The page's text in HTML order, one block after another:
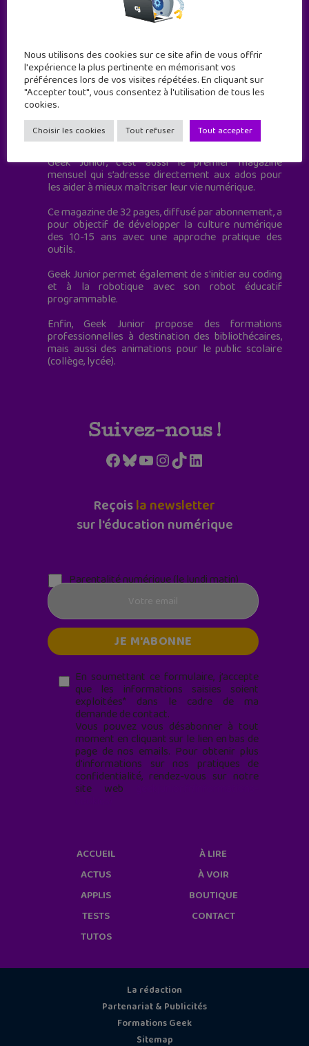
Geek Junior est le premier site de culture numérique
à destination des adolescents.
Geek Junior, c’est aussi le premier magazine
mensuel qui s’adresse directement aux ados pour
les aider à mieux maîtriser leur vie numérique.
Ce magazine de 32 pages, diffusé par abonnement, a
pour objectif de développer la culture numérique
des 10-15 ans avec une approche pratique des
outils.
Geek Junior permet également de s'initier au coding
et à la robotique avec son robot éducatif
programmable.
Enfin, Geek Junior propose des formations
professionnelles à destination des bibliothécaires,
mais aussi des animations pour le public scolaire
(collège, lycée).
Suivez-nous !
Facebook
Bluesky
YouTube
Instagram
TikTokLinkedIn
Reçoisla newsletter
sur l'éducation numérique
Parentalité numérique (le lundi matin)
En soumettant ce formulaire, j’accepte
que les informations saisies soient
exploitées* dans le cadre de ma
demande de contact.
Vous pouvez vous désabonner à tout
moment en cliquant sur le lien en bas de
page de nos emails. Pour obtenir plus
d'informations sur nos pratiques de
confidentialité, rendez-vous sur notre
site web
Nous utilisons des cookies sur ce site afin de vous offrir
l'expérience la plus pertinente en mémorisant vos
préférences lors de vos visites répétées. En cliquant sur
"Accepter tout", vous consentez à l'utilisation de tous les
cookies.
Choisir les cookies Tout refuser Tout accepter
ACCUEIL
ACTUS
APPLIS
TESTS
TUTOS
À LIRE
À VOIR
BOUTIQUE
CONTACT
La rédaction
Partenariat & Publicités
Formations Geek
Sitemap